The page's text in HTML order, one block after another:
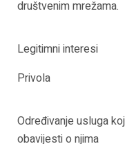
društvenim mrežama.
Legitimni interesi
Privola
Određivanje usluga
obavijesti o njima